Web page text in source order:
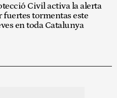
Civil activa la alerta
fuertes tormentas este
en toda Catalunya